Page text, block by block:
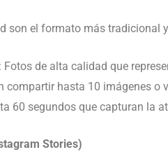
son el formato más tradicional
: Fotos de alta calidad que
compartir hasta 10 imágenes o
60 segundos que capturan la
Stories)